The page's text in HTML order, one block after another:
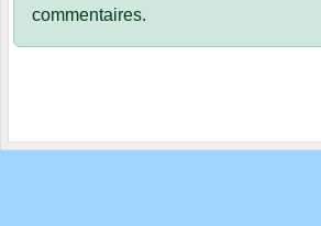
commentaires.